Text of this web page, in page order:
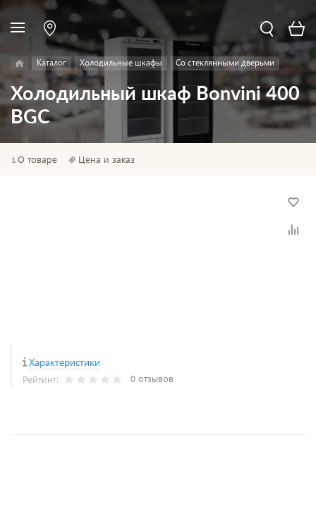
Каталог Холодильные шкафы Со стеклянными дверьми
Холодильный шкаф Bonvini 400
BGC
О товаре Цена и заказ
Характеристики
Рейтинг: 0 отзывов